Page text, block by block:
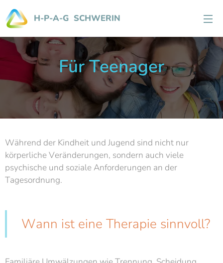
H-P-A-G SCHWERIN
Für Teenager
Während der Kindheit und Jugend sind nicht nur
körperliche Veränderungen, sondern auch viele
psychische und soziale Anforderungen an der
Tagesordnung.
Wann ist eine Therapie sinnvoll?